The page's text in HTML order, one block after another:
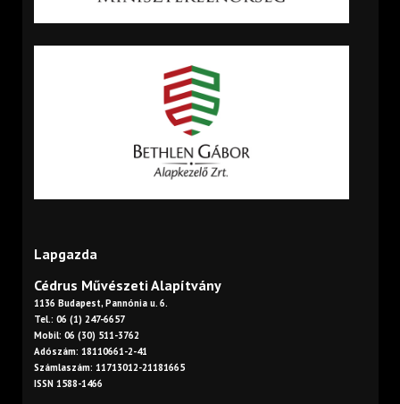
Lapgazda
Cédrus Művészeti Alapítvány
1136 Budapest, Pannónia u. 6.
Tel.: 06 (1) 247-6657
Mobil: 06 (30) 511-3762
Adószám: 18110661-2-41
Számlaszám: 11713012-21181665
ISSN 1588-1466